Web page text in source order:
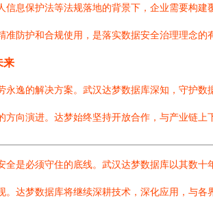
信息保护法等法规落地的背景下，企业需要构
防护和合规使用，是落实数据安全治理理念的
来
逸的解决方案。武汉达梦数据库深知，守护
向演进。达梦始终坚持开放合作，与产业链上
是必须守住的底线。武汉达梦数据库以其数
达梦数据库将继续深耕技术，深化应用，与